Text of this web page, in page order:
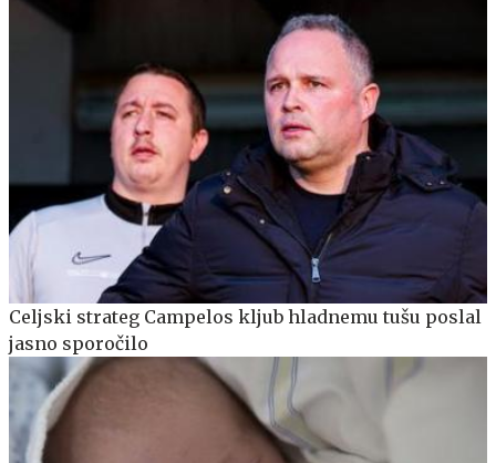
Celjski strateg Campelos kljub hladnemu tušu poslal
jasno sporočilo